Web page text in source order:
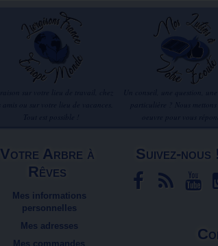
Votre Arbre à
Rêves
Mes informations
personnelles
Mes adresses
Mes commandes
Suivez-nous !